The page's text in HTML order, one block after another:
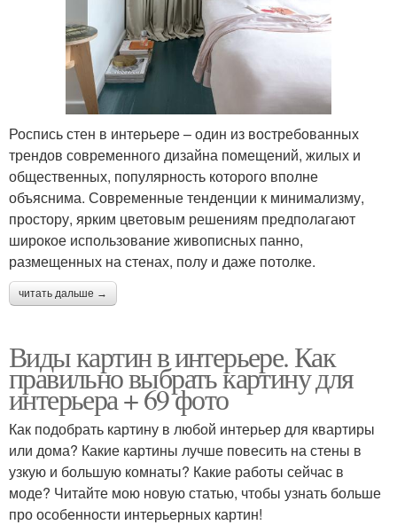
Роспись стен в интерьере – один из востребованных
трендов современного дизайна помещений, жилых и
общественных, популярность которого вполне
объяснима. Современные тенденции к минимализму,
простору, ярким цветовым решениям предполагают
широкое использование живописных панно,
размещенных на стенах, полу и даже потолке.
читать дальше →
Виды картин в интерьере. Как
правильно выбрать картину для
интерьера + 69 фото
Как подобрать картину в любой интерьер для квартиры
или дома? Какие картины лучше повесить на стены в
узкую и большую комнаты? Какие работы сейчас в
моде? Читайте мою новую статью, чтобы узнать больше
про особенности интерьерных картин!